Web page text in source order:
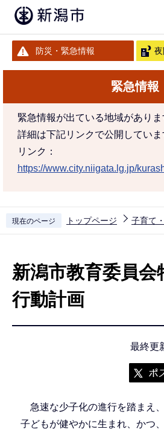
防災・緊急情報
緊急情報
緊急情報が出ている地域がありま
詳細は下記リンクで公開していま
リンク：
https://www.city.niigata.lg.jp/
現在のページ トップページ 子育て
新潟市教育委員会
行動計画
最終更
急速な少子化の進行を踏まえ
子どもが健やかに生まれ、かつ